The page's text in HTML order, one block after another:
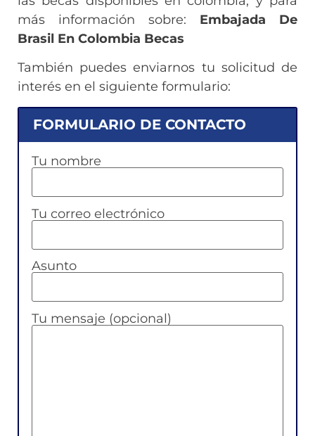
más información sobre: Embajada De
Brasil En Colombia Becas
También puedes enviarnos tu solicitud de
interés en el siguiente formulario:
FORMULARIO DE CONTACTO
Tu nombre
Tu correo electrónico
Asunto
Tu mensaje (opcional)